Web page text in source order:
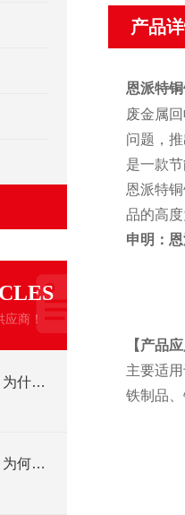
商！
铁屑屑饼机生产厂家推荐：为什么恩派特是您的优选伙伴
铝屑屑饼机生产厂家推荐：为何恩派特成为金属回收行业的“隐形优选”？
产品
恩派特
废金属
问题，
是一款
恩派特
品的高
申明：
【产品
主要适
铁制品